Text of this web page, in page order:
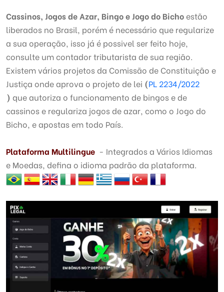
Cassinos, Jogos de Azar, Bingo e Jogo do Bicho estão
liberados no Brasil, porém é necessário que regularize
a sua operação, isso já é possivel ser feito hoje,
consulte um contador tributarista de sua região.
Existem vários projetos da Comissão de Constituição e
Justiça onde aprova o projeto de lei (PL 2234/2022
) que autoriza o funcionamento de bingos e de
cassinos e regulariza jogos de azar, como o Jogo do
Bicho, e apostas em todo País.
Plataforma Multilingue - Integrados a Vários Idiomas
e Moedas, defina o idioma padrão da plataforma.